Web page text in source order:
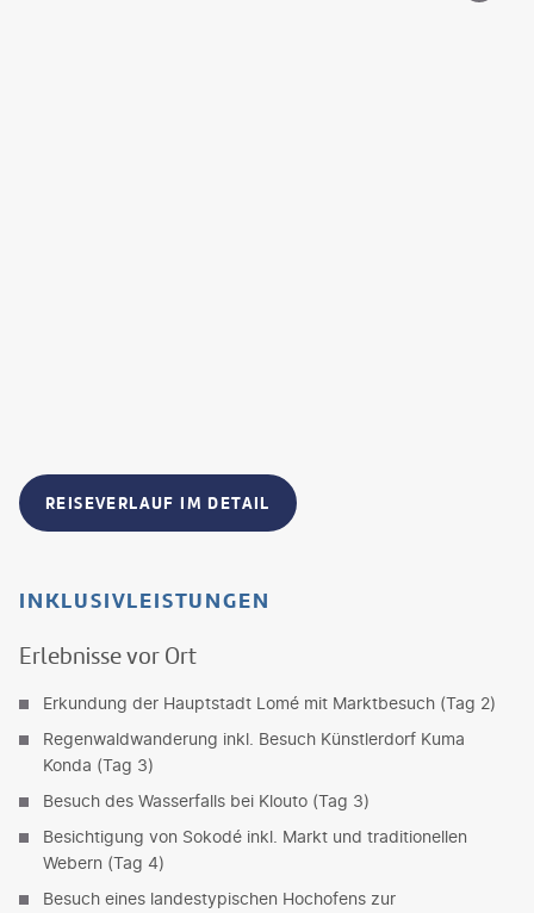
REISEVERLAUF IM DETAIL
INKLUSIVLEISTUNGEN
Erlebnisse vor Ort
Erkundung der Hauptstadt Lomé mit Marktbesuch (Tag 2)
Regenwaldwanderung inkl. Besuch Künstlerdorf Kuma
Konda (Tag 3)
Besuch des Wasserfalls bei Klouto (Tag 3)
Besichtigung von Sokodé inkl. Markt und traditionellen
Webern (Tag 4)
Besuch eines landestypischen Hochofens zur